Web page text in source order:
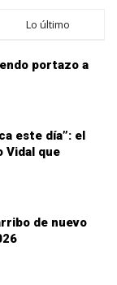
Lo último
portazo a
este día”: el
Vidal que
de nuevo